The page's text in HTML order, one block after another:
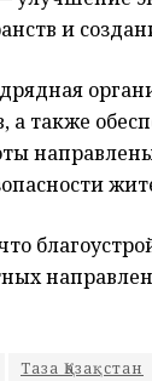
и
а также
Таза Қазақстан